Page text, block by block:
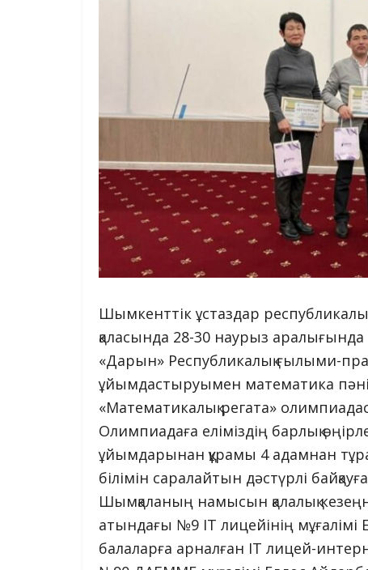
Шымкенттік ұстаздар
қаласында 28-30 наурыз
«Дарын» Республикалық ғылыми-
ұйымдастыруымен математика пәні
«Математикалық регата»
Олимпиадаға еліміздің барлық
ұйымдарынан құрамы 4 адамнан
білімін саралайтын дәстүрлі
Шымқаланың намысын қалалық
атындағы №9 IT лицейінің
балаларға арналған IT лицей-